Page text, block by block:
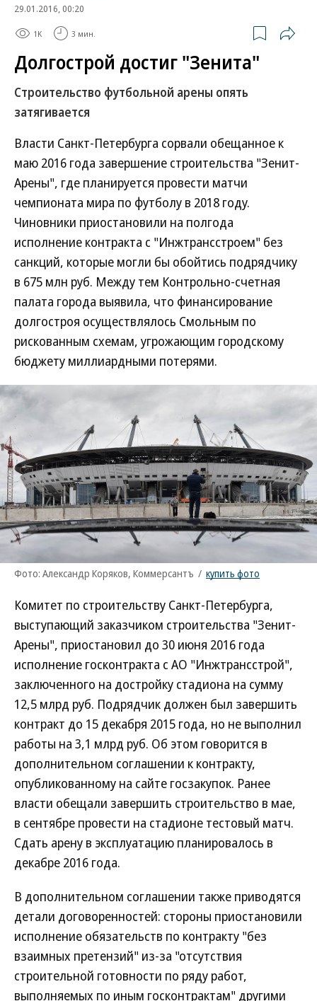
29.01.2016, 00:20
1K 3 мин.
Долгострой достиг "Зенита"
Строительство футбольной арены опять
затягивается
Власти Санкт-Петербурга сорвали обещанное к
маю 2016 года завершение строительства "Зенит-
Арены", где планируется провести матчи
чемпионата мира по футболу в 2018 году.
Чиновники приостановили на полгода
исполнение контракта с "Инжтрансстроем" без
санкций, которые могли бы обойтись подрядчику
в 675 млн руб. Между тем Контрольно-счетная
палата города выявила, что финансирование
долгостроя осуществлялось Смольным по
рискованным схемам, угрожающим городскому
бюджету миллиардными потерями.
Фото: Александр Коряков, Коммерсантъ / купить фото
Комитет по строительству Санкт-Петербурга,
выступающий заказчиком строительства "Зенит-
Арены", приостановил до 30 июня 2016 года
исполнение госконтракта с АО "Инжтрансстрой",
заключенного на достройку стадиона на сумму
12,5 млрд руб. Подрядчик должен был завершить
контракт до 15 декабря 2015 года, но не выполнил
работы на 3,1 млрд руб. Об этом говорится в
дополнительном соглашении к контракту,
опубликованному на сайте госзакупок. Ранее
власти обещали завершить строительство в мае,
в сентябре провести на стадионе тестовый матч.
Сдать арену в эксплуатацию планировалось в
декабре 2016 года.
В дополнительном соглашении также приводятся
детали договоренностей: стороны приостановили
исполнение обязательств по контракту "без
взаимных претензий" из-за "отсутствия
строительной готовности по ряду работ,
выполняемых по иным госконтрактам" другими